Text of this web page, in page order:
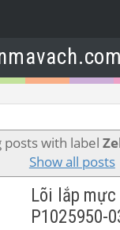
posts with label
Show all posts
Lõi lắp mực
P1025950-